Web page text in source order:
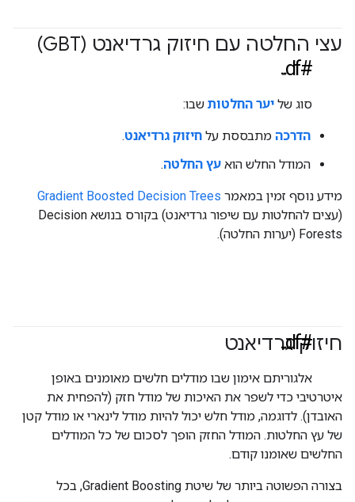
עצי החלטה עם חיזוק גרדיאנט (GBT)
#df
סוג שליער החלטות שבו:
הדרכה מתבססת על חיזוק גרדיאנט.
המודל החלש הוא עץ החלטה.
מידע נוסף זמין במאמר Gradient Boosted Decision Trees
(עצים להחלטות עם שיפור גרדיאנט) בקורס בנושא Decision
Forests (יערות החלטה).
חיזוק גרדיאנט
#df
אלגוריתם אימון שבו מודלים חלשים מאומנים באופן
איטרטיבי כדי לשפר את האיכות של מודל חזק (להפחית את
האובדן). לדוגמה, מודל חלש יכול להיות מודל לינארי או מודל קטן
של עץ החלטות. המודל החזק הופך לסכום של כל המודלים
החלשים שאומנו קודם.
בצורה הפשוטה ביותר של שיטת Gradient Boosting, בכל